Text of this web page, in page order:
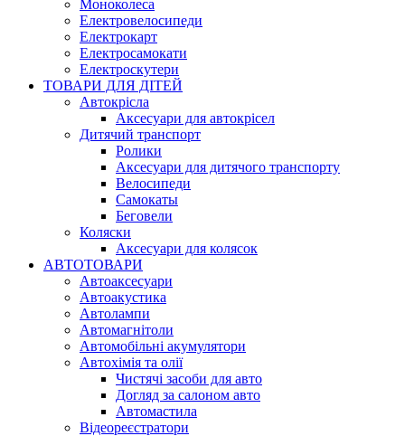
Моноколеса
Електровелосипеди
Електрокарт
Електросамокати
Електроскутери
ТОВАРИ ДЛЯ ДІТЕЙ
Автокрісла
Аксесуари для автокрісел
Дитячий транспорт
Ролики
Аксесуари для дитячого транспорту
Велосипеди
Самокаты
Беговели
Коляски
Аксесуари для колясок
АВТОТОВАРИ
Автоаксесуари
Автоакустика
Автолампи
Автомагнітоли
Автомобільні акумулятори
Автохімія та олії
Чистячі засоби для авто
Догляд за салоном авто
Автомастила
Відеореєстратори